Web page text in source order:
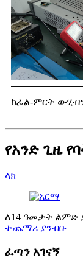
ከፊል-ምርት
የአንድ ጊዜ
ላክ
ለ14 ዓመታት ልምድ
ተጨማሪ ያንብቡ
ፈጣን አገናኝ